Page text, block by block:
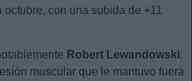
con una subida de +11
Robert Lewandowski.
muscular que le mantuvo fuera